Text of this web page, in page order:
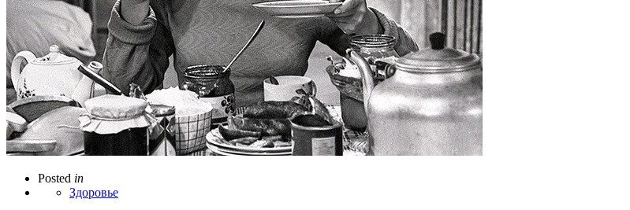
Posted in
Здоровье